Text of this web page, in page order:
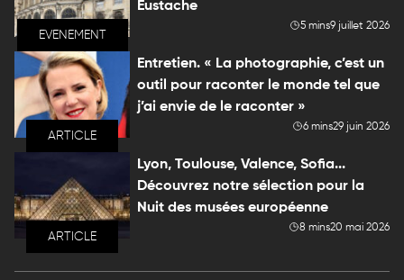
EVENEMENT
Eustache
5 mins9 juillet 2026
ARTICLE
Entretien. « La photographie, c’est un
outil pour raconter le monde tel que
j’ai envie de le raconter »
6 mins29 juin 2026
ARTICLE
Lyon, Toulouse, Valence, Sofia...
Découvrez notre sélection pour la
Nuit des musées européenne
8 mins20 mai 2026